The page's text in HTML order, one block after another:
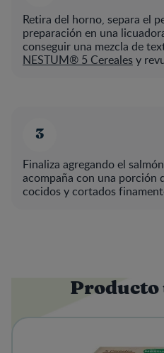
Retira del horno, separa el
preparación en una
conseguir una mezcla de
NESTUM® 5 Cerealesy
Finaliza agregando el
acompaña con una porción
cocidos y cortados